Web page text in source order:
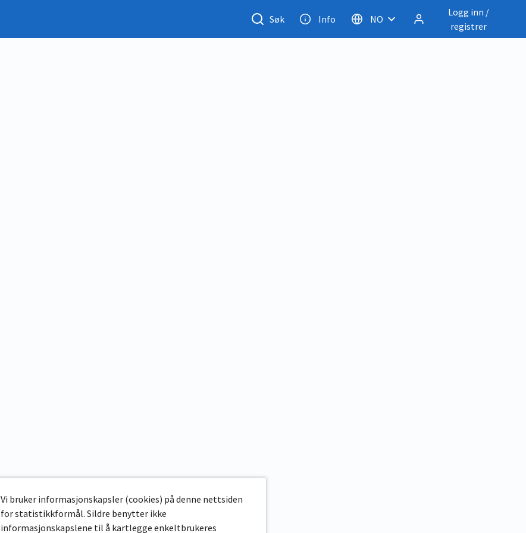
Søk Info NO
Logg inn /
registrer
Vi bruker informasjonskapsler (cookies) på denne nettsiden
for statistikkformål. Sildre benytter ikke
informasjonskapslene til å kartlegge enkeltbrukeres